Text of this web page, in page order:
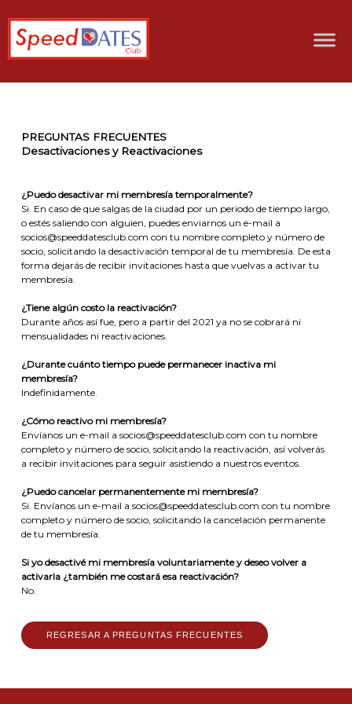
PREGUNTAS FRECUENTES
Desactivaciones y Reactivaciones
¿Puedo desactivar mi membresía temporalmente?
Si. En caso de que salgas de la ciudad por un periodo de tiempo largo,
o estés saliendo con alguien, puedes enviarnos un e-mail a
socios@speeddatesclub.com con tu nombre completo y número de
socio, solicitando la desactivación temporal de tu membresía. De esta
forma dejarás de recibir invitaciones hasta que vuelvas a activar tu
membresía.
¿Tiene algún costo la reactivación?
Durante años así fue, pero a partir del 2021 ya no se cobrará ni
mensualidades ni reactivaciones.
¿Durante cuánto tiempo puede permanecer inactiva mi
membresía?
Indefinidamente.
¿Cómo reactivo mi membresía?
Envíanos un e-mail a socios@speeddatesclub.com con tu nombre
completo y número de socio, solicitando la reactivación, así volverás
a recibir invitaciones para seguir asistiendo a nuestros eventos.
¿Puedo cancelar permanentemente mi membresía?
Si. Envíanos un e-mail a socios@speeddatesclub.com con tu nombre
completo y número de socio, solicitando la cancelación permanente
de tu membresía.
Si yo desactivé mi membresía voluntariamente y deseo volver a
activarla ¿también me costará esa reactivación?
No.
REGRESAR A PREGUNTAS FRECUENTES